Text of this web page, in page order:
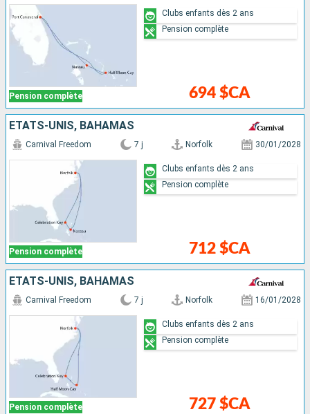
Pension complète 694 $CA
Clubs enfants dès 2 ans
Pension complète
ÉTATS-UNIS, BAHAMAS
Pension complète
Carnival Freedom 7 j Norfolk 30/01/2028
712 $CA
Clubs enfants dès 2 ans
Pension complète
ÉTATS-UNIS, BAHAMAS
Pension complète
Carnival Freedom 7 j Norfolk 16/01/2028
727 $CA
Clubs enfants dès 2 ans
Pension complète